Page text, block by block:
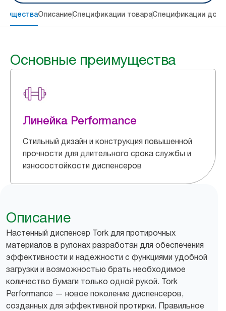
ОписаниеСпецификации товараСпецификации
Основные преимущества
Линейка Performance
Стильный дизайн и конструкция повышенной
прочности для длительного срока службы и
износостойкости диспенсеров
Описание
Настенный диспенсер Tork для протирочных
материалов в рулонах разработан для обеспечения
эффективности и надежности с функциями удобной
загрузки и возможностью брать необходимое
количество бумаги только одной рукой. Tork
Performance — новое поколение диспенсеров,
созданных для эффективной протирки. Правильное